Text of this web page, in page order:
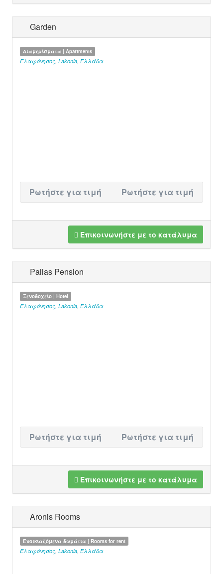
Garden
Διαμερίσματα | Apartments
Ελαφόνησος Lakonia Ελλάδα
Ρωτήστε για τιμή Ρωτήστε για τιμή
Επικοινωνήστε με το κατάλυμα
Pallas Pension
Ξενοδοχείο | Hotel
Ελαφόνησος Lakonia Ελλάδα
Ρωτήστε για τιμή Ρωτήστε για τιμή
Επικοινωνήστε με το κατάλυμα
Aronis Rooms
Ενοικιαζόμενα δωμάτια | Rooms for rent
Ελαφόνησος Lakonia Ελλάδα